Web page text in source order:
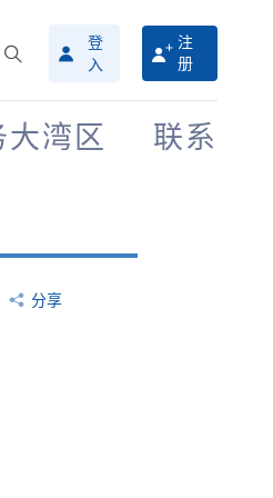
搜
寻
介
登
入
注
册
大湾区 联系
分享